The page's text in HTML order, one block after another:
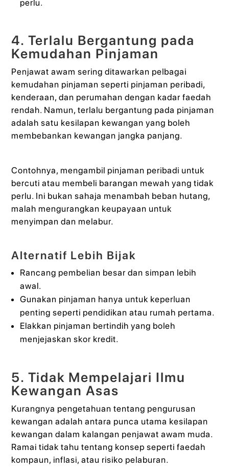
perlu.
4. Terlalu Bergantung pada
Kemudahan Pinjaman
Penjawat awam sering ditawarkan pelbagai
kemudahan pinjaman seperti pinjaman peribadi,
kenderaan, dan perumahan dengan kadar faedah
rendah. Namun, terlalu bergantung pada pinjaman
adalah satu kesilapan kewangan yang boleh
membebankan kewangan jangka panjang.
Contohnya, mengambil pinjaman peribadi untuk
bercuti atau membeli barangan mewah yang tidak
perlu. Ini bukan sahaja menambah beban hutang,
malah mengurangkan keupayaan untuk
menyimpan dan melabur.
Alternatif Lebih Bijak
Rancang pembelian besar dan simpan lebih
awal.
Gunakan pinjaman hanya untuk keperluan
penting seperti pendidikan atau rumah pertama.
Elakkan pinjaman bertindih yang boleh
menjejaskan skor kredit.
5. Tidak Mempelajari Ilmu
Kewangan Asas
Kurangnya pengetahuan tentang pengurusan
kewangan adalah antara punca utama kesilapan
kewangan dalam kalangan penjawat awam muda.
Ramai tidak tahu tentang konsep seperti faedah
kompaun, inflasi, atau risiko pelaburan.